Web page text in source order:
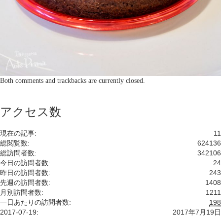
Both comments and trackbacks are currently closed.
アクセス数
11
現在の記事:
624136
総閲覧数:
342106
総訪問者数:
24
今日の訪問者数:
243
昨日の訪問者数:
1408
先週の訪問者数:
1211
月別訪問者数:
198
一日あたりの訪問者数:
2017年7月19日
2017-07-19: